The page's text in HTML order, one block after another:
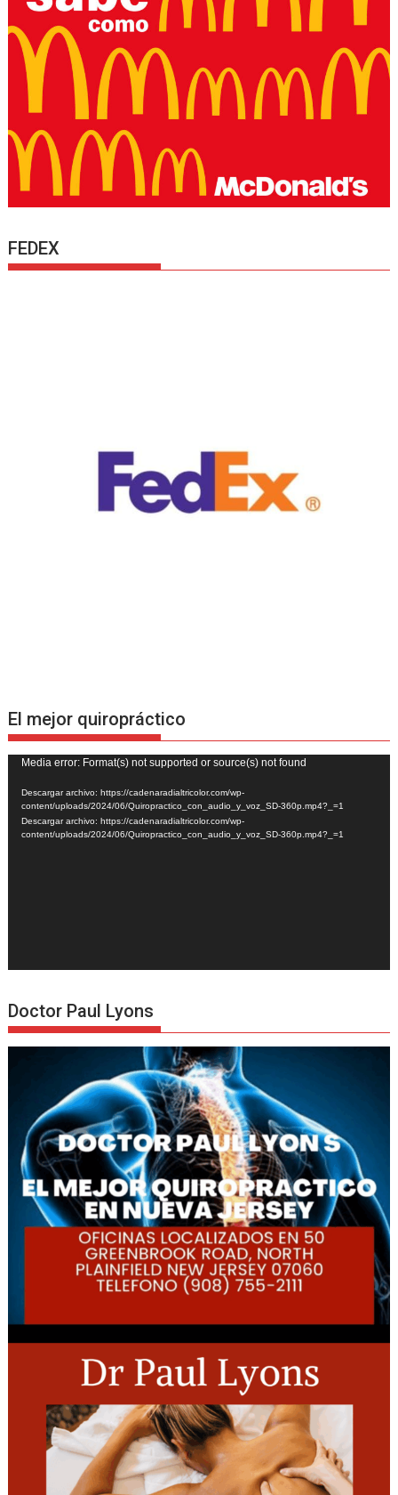
FEDEX
El mejor quiropráctico
Reproductor
de
vídeo
Media error: Format(s) not supported or source(s) not found
Descargar archivo: https://cadenaradialtricolor.com/wp-
content/uploads/2024/06/Quiropractico_con_audio_y_voz_SD-360p.mp4?_=1
Descargar archivo: https://cadenaradialtricolor.com/wp-
content/uploads/2024/06/Quiropractico_con_audio_y_voz_SD-360p.mp4?_=1
Doctor Paul Lyons